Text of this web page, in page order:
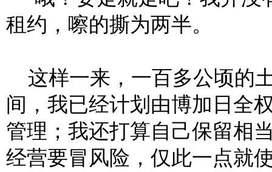
租约，嚓的撕为两半。
这样一来，一百多公顷的
间，我已经计划由博加日全
管理；我还打算自己保留相
经营要冒风险，仅此一点就